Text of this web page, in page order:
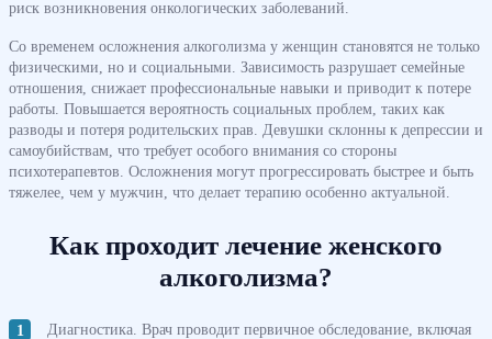
риск возникновения онкологических заболеваний.
Со временем осложнения алкоголизма у женщин становятся не только
физическими, но и социальными. Зависимость разрушает семейные
отношения, снижает профессиональные навыки и приводит к потере
работы. Повышается вероятность социальных проблем, таких как
разводы и потеря родительских прав. Девушки склонны к депрессии и
самоубийствам, что требует особого внимания со стороны
психотерапевтов. Осложнения могут прогрессировать быстрее и быть
тяжелее, чем у мужчин, что делает терапию особенно актуальной.
Как проходит лечение женского
алкоголизма?
Диагностика. Врач проводит первичное обследование, включая